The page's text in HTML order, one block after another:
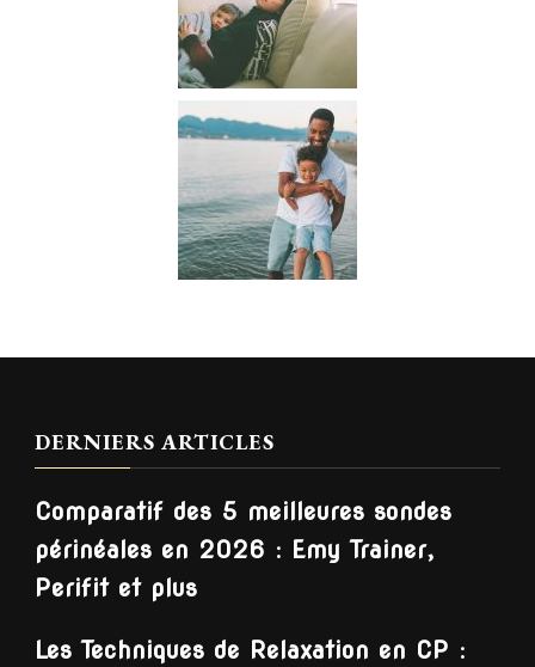
DERNIERS ARTICLES
Comparatif des 5 meilleures sondes
périnéales en 2026 : Emy Trainer,
Perifit et plus
Les Techniques de Relaxation en CP :